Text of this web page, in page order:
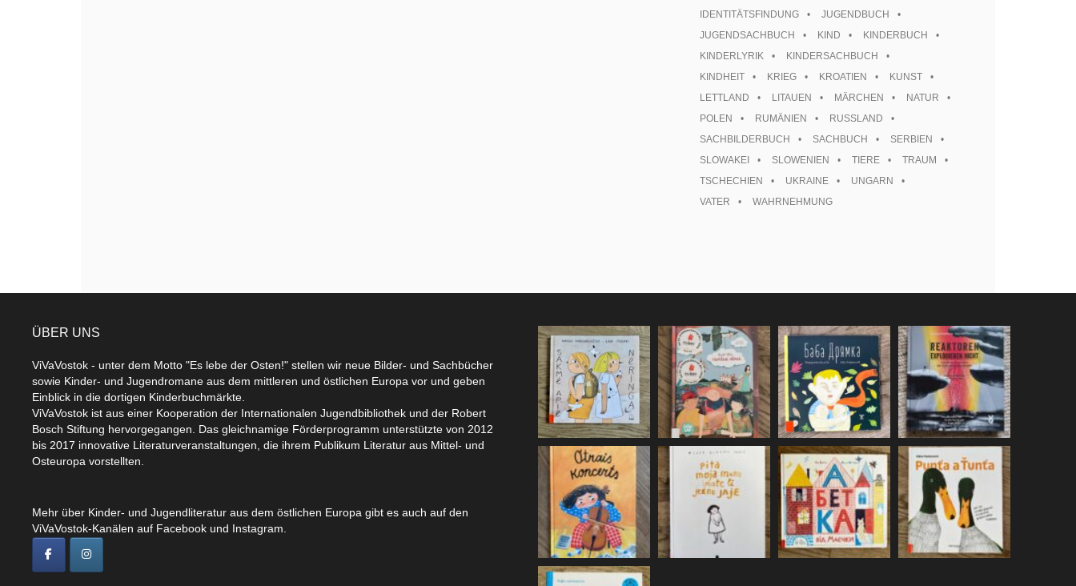
IDENTITÄTSFINDUNG
JUGENDBUCH
JUGENDSACHBUCH
KIND
KINDERBUCH
KINDERLYRIK
KINDERSACHBUCH
KINDHEIT
KRIEG KROATIEN
KUNST
LETTLAND
LITAUEN MÄRCHEN
NATUR
POLEN
RUMÄNIEN
RUSSLAND
SACHBILDERBUCH
SACHBUCH
SERBIEN
SLOWAKEI
SLOWENIEN TIERE
TRAUM
TSCHECHIEN
UKRAINE
UNGARN
VATER
WAHRNEHMUNG
ÜBER UNS
ViVaVostok - unter dem Motto "Es lebe der Osten!" stellen wir neue Bilder- und Sachbücher
sowie Kinder- und Jugendromane aus dem mittleren und östlichen Europa vor und geben
Einblick in die dortigen Kinderbuchmärkte.
ViVaVostok ist aus einer Kooperation der Internationalen Jugendbibliothek und der Robert
Bosch Stiftung hervorgegangen. Das gleichnamige Förderprogramm unterstützte von 2012
bis 2017 innovative Literaturveranstaltungen, die ihrem Publikum Literatur aus Mittel- und
Osteuropa vorstellten.
Mehr über Kinder- und Jugendliteratur aus dem östlichen Europa gibt es auch auf den
ViVaVostok-Kanälen auf Facebook und Instagram.